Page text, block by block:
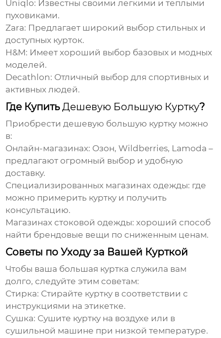
Uniqlo: Известны своими легкими и теплыми
пуховиками.
Zara: Предлагает широкий выбор стильных и
доступных курток.
H&M: Имеет хороший выбор базовых и модных
моделей.
Decathlon: Отличный выбор для спортивных и
активных людей.
Где КупитьДешевую Большую Куртку?
Приобрестидешевую большую куртку можно
в:
Онлайн-магазинах: Озон, Wildberries, Lamoda –
предлагают огромный выбор и удобную
доставку.
Специализированных магазинах одежды: где
можно примерить куртку и получить
консультацию.
Магазинах стоковой одежды: хороший способ
найти брендовые вещи по сниженным ценам.
Советы по Уходу за Вашей Курткой
Чтобы ваша большая куртка служила вам
долго, следуйте этим советам:
Стирка: Стирайте куртку в соответствии с
инструкциями на этикетке.
Сушка: Сушите куртку на воздухе или в
сушильной машине при низкой температуре.